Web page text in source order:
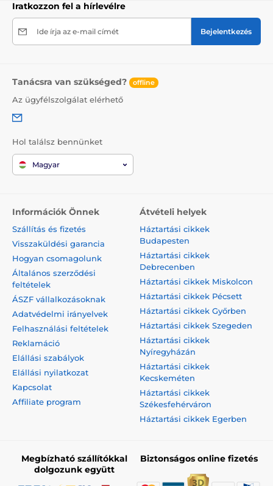
Iratkozzon fel a hírlevélre
Ide írja az e-mail címét Bejelentkezés
Tanácsra van szükséged? offline
Az ügyfélszolgálat elérhető
Hol találsz bennünket
Magyar
Információk Önnek
Szállítás és fizetés
Visszaküldési garancia
Hogyan csomagolunk
Általános szerződési
feltételek
ÁSZF vállalkozásoknak
Adatvédelmi irányelvek
Felhasználási feltételek
Reklamáció
Elállási szabályok
Elállási nyilatkozat
Kapcsolat
Affiliate program
Átvételi helyek
Háztartási cikkek
Budapesten
Háztartási cikkek
Debrecenben
Háztartási cikkek Miskolcon
Háztartási cikkek Pécsett
Háztartási cikkek Győrben
Háztartási cikkek Szegeden
Háztartási cikkek
Nyíregyházán
Háztartási cikkek
Kecskeméten
Háztartási cikkek
Székesfehérváron
Háztartási cikkek Egerben
Megbízható szállítókkal
dolgozunk együtt
Biztonságos online fizetés